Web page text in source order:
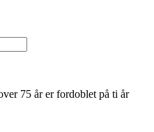
75 år er fordoblet på ti år